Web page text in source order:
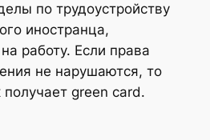
по трудоустройству
иностранца,
работу. Если права
не нарушаются, то
получает green card.